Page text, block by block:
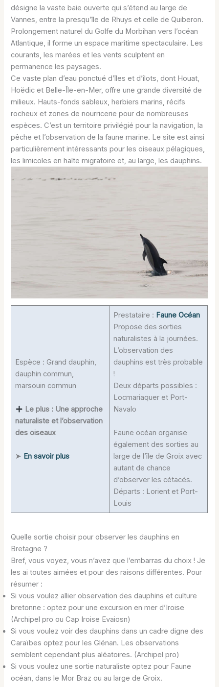
désigne la vaste baie ouverte qui s’étend au large de
Vannes, entre la presqu’île de Rhuys et celle de Quiberon.
Prolongement naturel du Golfe du Morbihan vers l’océan
Atlantique, il forme un espace maritime spectaculaire. Les
courants, les marées et les vents sculptent en
permanence les paysages.
Ce vaste plan d’eau ponctué d’îles et d’îlots, dont Houat,
Hoëdic et Belle-Île-en-Mer, offre une grande diversité de
milieux. Hauts-fonds sableux, herbiers marins, récifs
rocheux et zones de nourricerie pour de nombreuses
espèces. C’est un territoire privilégié pour la navigation, la
pêche et l’observation de la faune marine. Le site est ainsi
particulièrement intéressants pour les oiseaux pélagiques,
les limicoles en halte migratoire et, au large, les dauphins.
Espèce : Grand dauphin,
dauphin commun,
marsouin commun
Le plus : Une approche
naturaliste et l’observation
des oiseaux
➤ En savoir plus
Prestataire : Faune Océan
Propose des sorties
naturalistes à la journées.
L’observation des
dauphins est très probable
!
Deux départs possibles :
Locmariaquer et Port-
Navalo
Faune océan organise
également des sorties au
large de l’île de Groix avec
autant de chance
d’observer les cétacés.
Départs : Lorient et Port-
Louis
Quelle sortie choisir pour observer les dauphins en
Bretagne ?
Bref, vous voyez, vous n’avez que l’embarras du choix ! Je
les ai toutes aimées et pour des raisons différentes. Pour
résumer :
Si vous voulez allier observation des dauphins et culture
bretonne : optez pour une excursion en mer d’Iroise
(Archipel pro ou Cap Iroise Evaiosn)
Si vous voulez voir des dauphins dans un cadre digne des
Caraïbes optez pour les Glénan. Les observations
semblent cependant plus aléatoires. (Archipel pro)
Si vous voulez une sortie naturaliste optez pour Faune
océan, dans le Mor Braz ou au large de Groix.